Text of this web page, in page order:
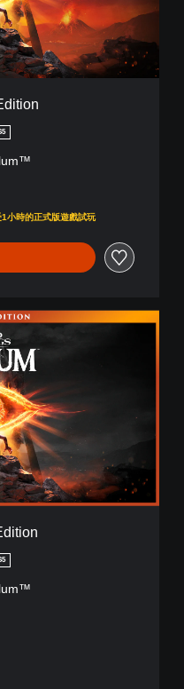
小時的正式版遊戲試玩